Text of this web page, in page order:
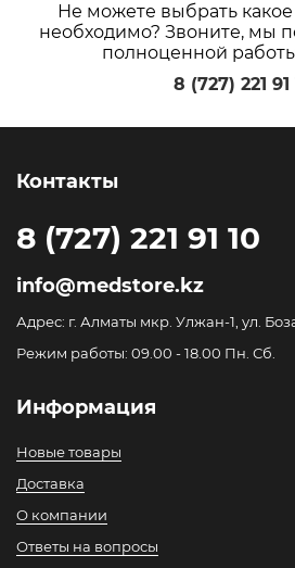
Не можете выбрать
необходимо? Звоните, мы
полноценной
8 (727) 221 91
Контакты
8 (727) 221 91 10
info@medstore.kz
Адрес: г. Алматы мкр. Улжан-1, ул.
Режим работы: 09.00 - 18.00 Пн. Сб.
Информация
Новые товары
Доставка
О компании
Ответы на вопросы